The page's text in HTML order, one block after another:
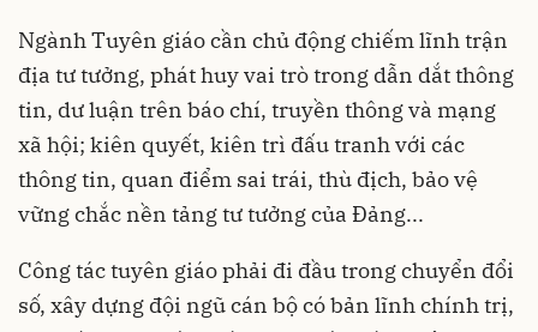
Ngành Tuyên giáo cần chủ động chiếm lĩnh trận
địa tư tưởng, phát huy vai trò trong dẫn dắt thông
tin, dư luận trên báo chí, truyền thông và mạng
xã hội; kiên quyết, kiên trì đấu tranh với các
thông tin, quan điểm sai trái, thù địch, bảo vệ
vững chắc nền tảng tư tưởng của Đảng...
Công tác tuyên giáo phải đi đầu trong chuyển đổi
số, xây dựng đội ngũ cán bộ có bản lĩnh chính trị,